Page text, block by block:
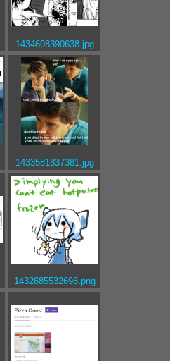
1434608390638.jpg
1433581837381.jpg
1432685532698.png